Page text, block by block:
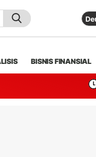
BISNIS FINANSIAL